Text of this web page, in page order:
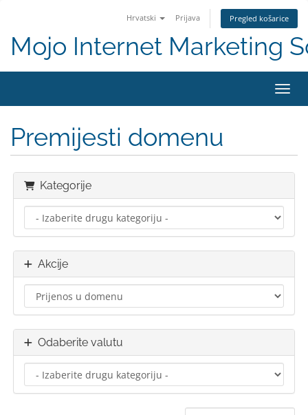
Hrvatski Prijava Pregled košarice
Mojo Internet Marketing
Premijesti domenu
Kategorije
Akcije
Odaberite valutu